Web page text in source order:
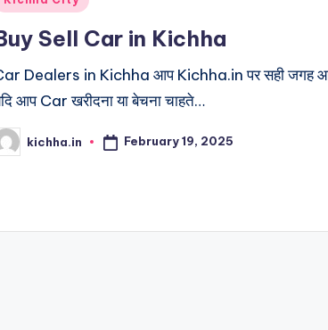
Sell Car in Kichha
Dealers in Kichha आप Kichha.in पर सही जगह
आप Car खरीदना या बेचना चाहते…
kichha.in February 19, 2025